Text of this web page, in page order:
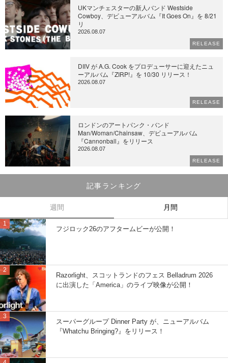
UKマンチェスターの新人バンド Westside
Cowboy、デビューアルバム『It Goes On』を 8/21
リ
2026.08.07
RELEASE
DIIV が A.G. Cook をプロデューサーに迎えたニュ
ーアルバム『ZIRP!』を 10/30 リリース！
2026.08.07
RELEASE
ロンドンのアートパンク・バンド
Man/Woman/Chainsaw、デビューアルバム
『Cannonball』をリリース
2026.08.07
RELEASE
記事ランキング
週間 月間
フジロック26のアフタームビーが公開！
Razorlight、スコットランドのフェス Belladrum 2026
に出演した「America」のライブ映像が公開！
スーパーグループ Dinner Party が、ニューアルバム
『Whatchu Bringing?』をリリース！